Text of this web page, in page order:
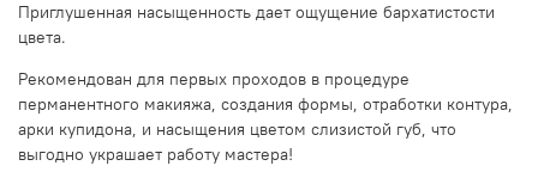
Приглушенная насыщенность дает ощущение бархатистости
цвета.
Рекомендован для первых проходов в процедуре
перманентного макияжа, создания формы, отработки контура,
арки купидона, и насыщения цветом слизистой губ, что
выгодно украшает работу мастера!